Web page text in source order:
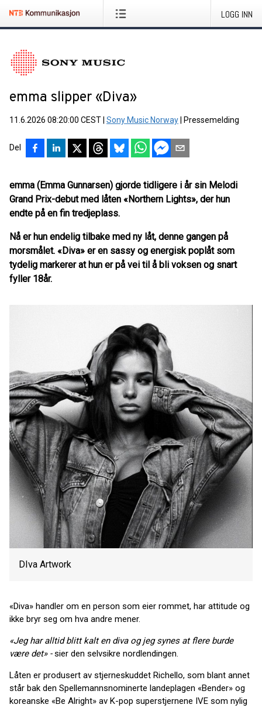
LOGG INN
emma slipper «Diva»
11.6.2026 08:20:00 CEST Sony Music Norway Pressemelding
Del
emma (Emma Gunnarsen) gjorde tidligere i år sin Melodi
Grand Prix-debut med låten «Northern Lights», der hun
endte på en fin tredjeplass.
Nå er hun endelig tilbake med ny låt, denne gangen på
morsmålet. «Diva» er en sassy og energisk poplåt som
tydelig markerer at hun er på vei til å bli voksen og snart
fyller 18år.
DIva Artwork
«Diva» handler om en person som eier rommet, har attitude og
ikke bryr seg om hva andre mener.
«Jeg har alltid blitt kalt en diva og jeg synes at flere burde
være det» -sier den selvsikre nordlendingen.
Låten er produsert av stjerneskuddet Richello, som blant annet
står bak den Spellemannsnominerte landeplagen «Bender» og
koreanske «Be Alright» av K-pop superstjernene IVE som nylig